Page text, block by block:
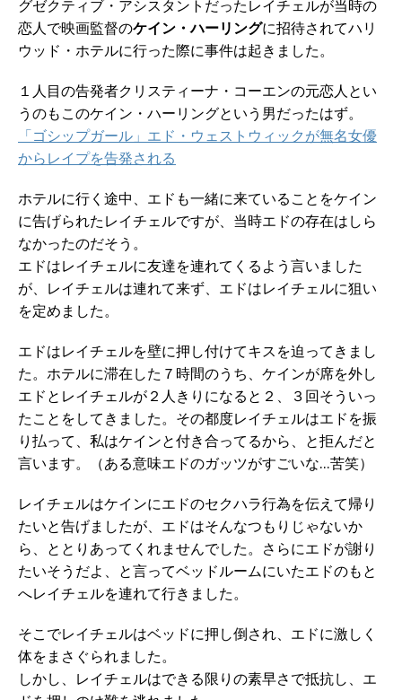
グゼクティブ・アシスタントだったレイチェルが当時の
恋人で映画監督のケイン・ハーリングに招待されてハリ
ウッド・ホテルに行った際に事件は起きました。
１人目の告発者クリスティーナ・コーエンの元恋人とい
うのもこのケイン・ハーリングという男だったはず。
「ゴシップガール」エド・ウェストウィックが無名女優
からレイプを告発される
ホテルに行く途中、エドも一緒に来ていることをケイン
に告げられたレイチェルですが、当時エドの存在はしら
なかったのだそう。
エドはレイチェルに友達を連れてくるよう言いました
が、レイチェルは連れて来ず、エドはレイチェルに狙い
を定めました。
エドはレイチェルを壁に押し付けてキスを迫ってきまし
た。ホテルに滞在した７時間のうち、ケインが席を外し
エドとレイチェルが２人きりになると２、３回そういっ
たことをしてきました。その都度レイチェルはエドを振
り払って、私はケインと付き合ってるから、と拒んだと
言います。（ある意味エドのガッツがすごいな…苦笑）
レイチェルはケインにエドのセクハラ行為を伝えて帰り
たいと告げましたが、エドはそんなつもりじゃないか
ら、ととりあってくれませんでした。さらにエドが謝り
たいそうだよ、と言ってベッドルームにいたエドのもと
へレイチェルを連れて行きました。
そこでレイチェルはベッドに押し倒され、エドに激しく
体をまさぐられました。
しかし、レイチェルはできる限りの素早さで抵抗し、エ